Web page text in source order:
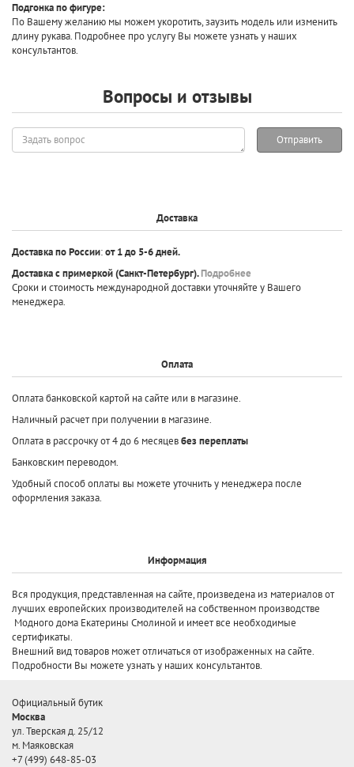
Подгонка по фигуре:
По Вашему желанию мы можем укоротить, заузить модель или изменить
длину рукава. Подробнее про услугу Вы можете узнать у наших
консультантов.
Вопросы и отзывы
Задать
вопрос
Отправить
Доставка
Доставка по России:от 1 до 5-6 дней.
Доставка с примеркой(Санкт-Петербург).Подробнее
Сроки и стоимость международной доставки уточняйте у Вашего
менеджера.
Оплата
Оплата банковской картой на сайте или в магазине.
Наличный расчет при получении в магазине.
Оплата в рассрочку от 4 до 6 месяцевбез переплаты
Банковским переводом.
Удобный способ оплаты вы можете уточнить у менеджера после
оформления заказа.
Информация
Вся продукция, представленная на сайте, произведена из материалов от
лучших европейских производителей на собственном производстве
Модного дома Екатерины Смолиной и имеет все необходимые
сертификаты.
Внешний вид товаров может отличаться от изображенных на сайте.
Подробности Вы можете узнать у наших консультантов.
Официальный бутик
Москва
ул. Тверская д. 25/12
м. Маяковская
+7 (499) 648-85-03